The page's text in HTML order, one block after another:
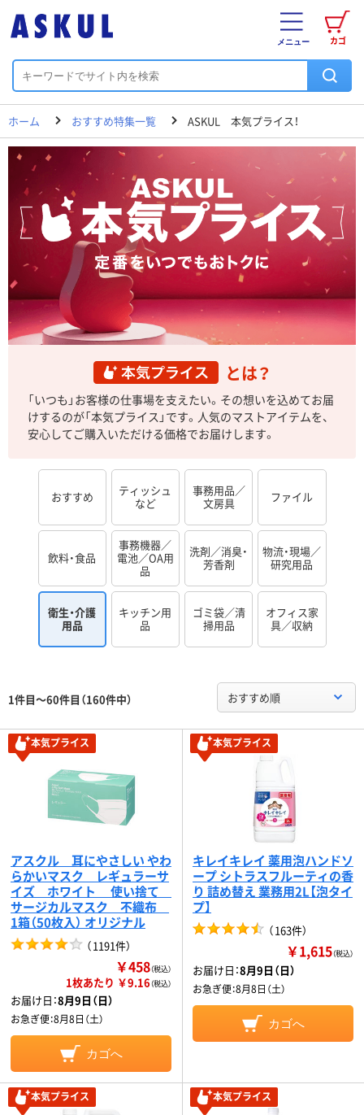
カゴ
メニュー
ホーム おすすめ特集一覧 ASKUL 本気プライス！
とは？
「いつも」お客様の仕事場を支えたい。その想いを込めてお届
けするのが「本気プライス」です。人気のマストアイテムを、
安心してご購入いただける価格でお届けします。
おすすめ
ティッシュ
など
事務用品／
文房具
ファイル
飲料・食品
事務機器／
電池／OA用
品
洗剤／消臭・
芳香剤
物流・現場／
研究用品
衛生・介護
用品
キッチン用
品
ゴミ袋／清
掃用品
オフィス家
具／収納
1件目～60件目（160件中） おすすめ順
本気プライス
アスクル 耳にやさしい やわ
らかいマスク レギュラーサ
イズ ホワイト 使い捨て
サージカルマスク 不織布
1箱（50枚入） オリジナル
（1191件）
￥458（税込）
1枚あたり ￥9.16（税込）
お届け日：8月9日（日）
お急ぎ便：8月8日（土）
カゴへ
本気プライス
キレイキレイ 薬用泡ハンドソ
ープ シトラスフルーティの香
り 詰め替え 業務用2L【泡タイ
プ】
（163件）
￥1,615（税込）
お届け日：8月9日（日）
お急ぎ便：8月8日（土）
カゴへ
本気プライス 本気プライス